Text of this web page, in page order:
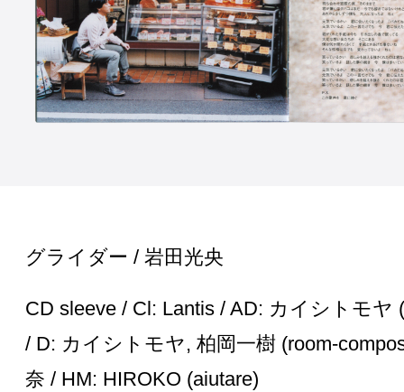
グライダー / 岩田光央
CD sleeve / Cl: Lantis / AD: カイシトモヤ
/ D: カイシトモヤ, 柏岡一樹 (room-
奈 / HM: HIROKO (aiutare)